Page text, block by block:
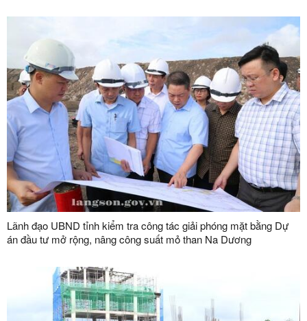
Lãnh đạo UBND tỉnh kiểm tra công tác giải phóng mặt bằng Dự
án đầu tư mở rộng, nâng công suất mỏ than Na Dương